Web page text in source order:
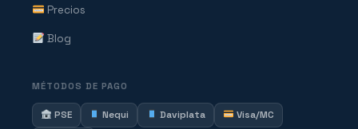
Precios
Blog
MÉTODOS DE PAGO
PSE Nequi Daviplata
Visa/MC